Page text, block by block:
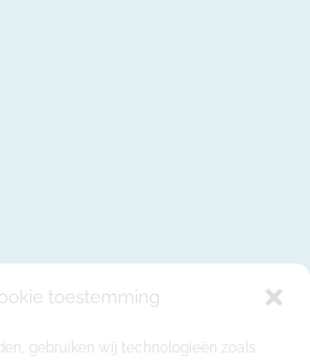
toestemming
gebruiken wij technologieën zoals